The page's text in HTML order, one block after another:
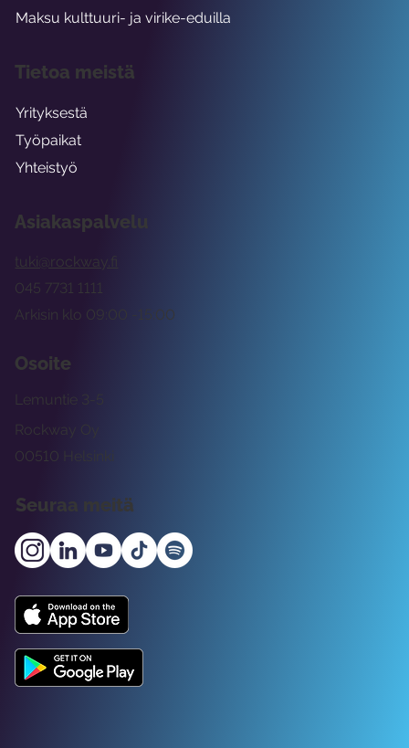
Asiakaspalvelu
tuki@rockway.fi
Arkisin klo 09:00 -15:00
045 7731 1111
Osoite
Rockway Oy
Lemuntie 3-5
00510 Helsinki
Seuraa meitä
Maksu kulttuuri- ja virike-eduilla
Tietoa meistä
Yrityksestä
Työpaikat
Yhteistyö